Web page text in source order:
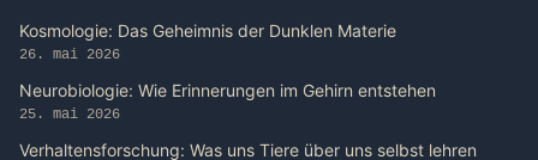
Kosmologie: Das Geheimnis der Dunklen Materie
26. mai 2026
Neurobiologie: Wie Erinnerungen im Gehirn entstehen
25. mai 2026
Verhaltensforschung: Was uns Tiere über uns selbst lehren